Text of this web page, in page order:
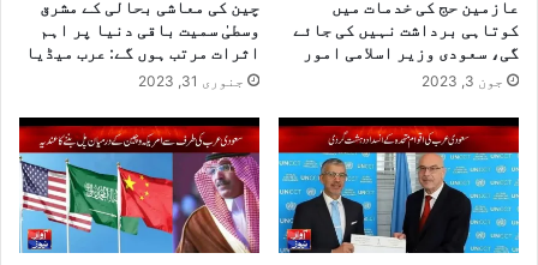
عازمین حج کی خدمات میں
کوتاہی برداشت نہیں کی جائے
گی، سعودی وزیر اسلامی امور
جون 3, 2023
چین کی معاشی بحالی کے مشرق
وسطیٰ سمیت باقی دنیا پر اہم
اثرات مرتب ہوں گے: عرب میڈیا
جنوری 31, 2023